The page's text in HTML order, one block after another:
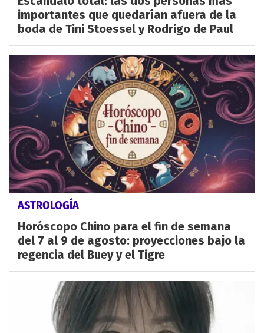
importantes que quedarían afuera de la
boda de Tini Stoessel y Rodrigo de Paul
ASTROLOGÍA
Horóscopo Chino para el fin de semana
del 7 al 9 de agosto: proyecciones bajo la
regencia del Buey y el Tigre